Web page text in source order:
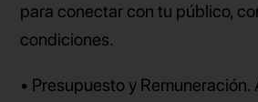
para conectar con tu público,
condiciones.
• Presupuesto y Remuneración.